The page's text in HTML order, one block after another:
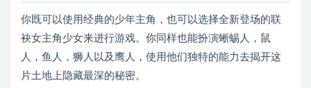
你既可以使用经典的少年主角，也可以选择全新登场的联
袂女主角少女来进行游戏。你同样也能扮演蜥蜴人，鼠
人，鱼人，狮人以及鹰人，使用他们独特的能力去揭开这
片土地上隐藏最深的秘密。